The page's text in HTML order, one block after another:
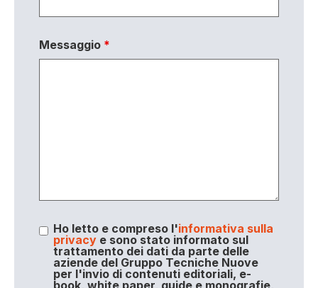
Messaggio *
Ho letto e compreso l'informativa sulla
privacye sono stato informato sul
trattamento dei dati da parte delle
aziende del Gruppo Tecniche Nuove
per l'invio di contenuti editoriali, e-